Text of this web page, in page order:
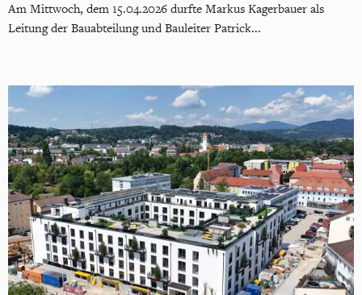
Am Mittwoch, dem 15.04.2026 durfte Markus Kagerbauer als
Leitung der Bauabteilung und Bauleiter Patrick...